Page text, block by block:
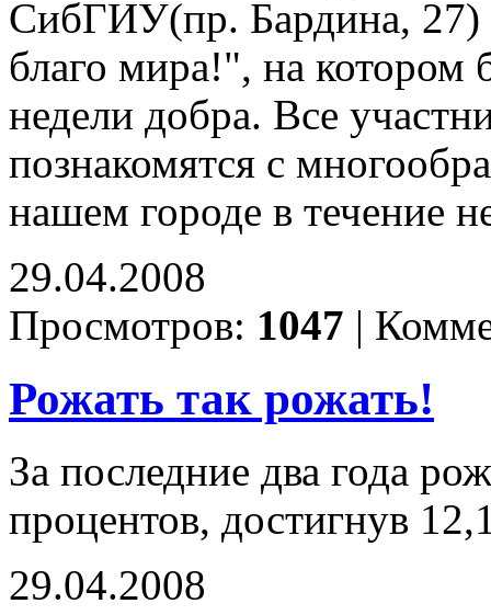
СибГИУ(пр. Бардина, 27)
благо мира!", на котором
недели добра. Все
познакомятся с
нашем городе в течение
29.04.2008
Просмотров: 1047 |
Рожать так рожать!
За последние два года
процентов, достигнув
29.04.2008